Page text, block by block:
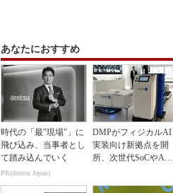
あなたにおすすめ
時代の「最"現場"」に
飛び込み、当事者とし
て踏み込んでいく
PR(dentsu Japan)
DMPがフィジカルAI
実装向け新拠点を開
所、次世代SoCやAM